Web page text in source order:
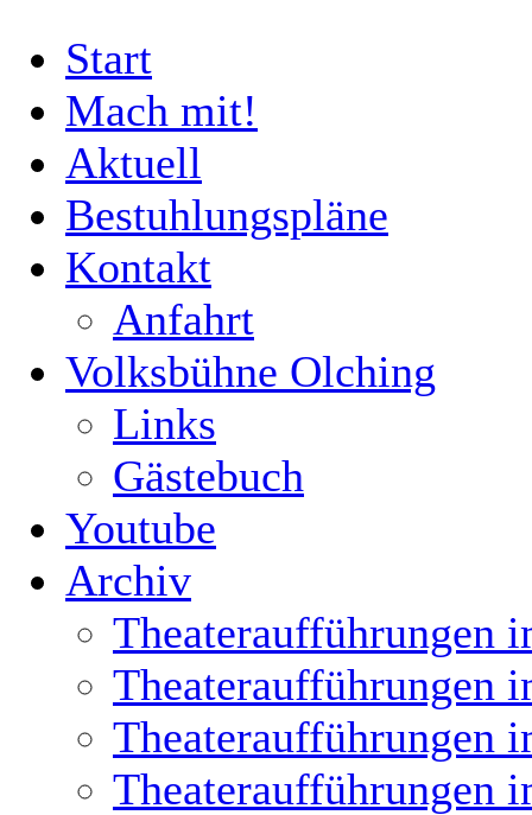
Start
Mach mit!
Aktuell
Bestuhlungspläne
Kontakt
Anfahrt
Volksbühne Olching
Links
Gästebuch
Youtube
Archiv
Theateraufführungen
Theateraufführungen
Theateraufführungen
Theateraufführungen